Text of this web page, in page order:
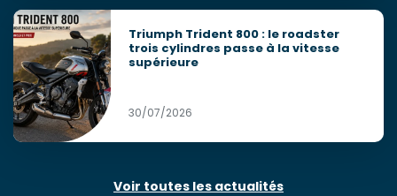
Triumph Trident 800 : le roadster
trois cylindres passe à la vitesse
supérieure
30/07/2026
Voir toutes les actualités